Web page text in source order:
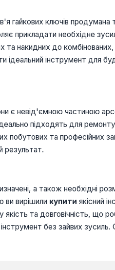
гайкових ключів
прикладати необхідне
та накидних до
ідеальний інструмент для
є невід'ємною частиною
підходять для
побутових та професійних
результат.
а також необхідні
ви вирішили купити якісний
та довговічність, що
без зайвих